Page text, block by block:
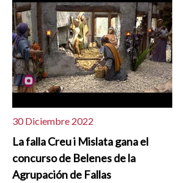
30 Diciembre 2022
La falla Creu i Mislata gana el
concurso de Belenes de la
Agrupación de Fallas